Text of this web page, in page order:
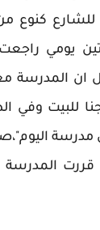
كنوع
يومي
ان المدرسة
للبيت
مدرسة